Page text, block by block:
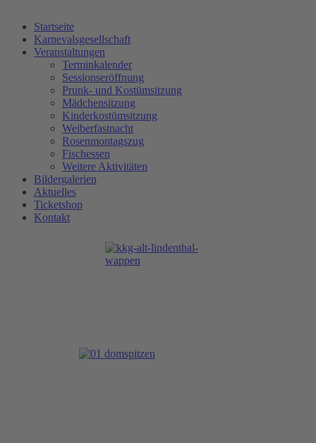
Startseite
Karnevalsgesellschaft
Veranstaltungen
Terminkalender
Sessionseröffnung
Prunk- und Kostümsitzung
Mädchensitzung
Kinderkostümsitzung
Weiberfastnacht
Rosenmontagszug
Fischessen
Weitere Aktivitäten
Bildergalerien
Aktuelles
Ticketshop
Kontakt